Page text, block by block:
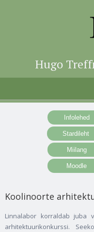
Hugo
Koolinoorte
Linnalabor korraldab juba
arhitektuurikonkurssi.